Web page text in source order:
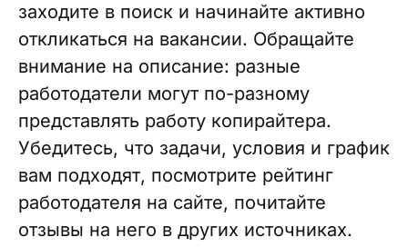
заходите в поиск и начинайте активно
откликаться на вакансии. Обращайте
внимание на описание: разные
работодатели могут по-разному
представлять работу копирайтера.
Убедитесь, что задачи, условия и график
вам подходят, посмотрите рейтинг
работодателя на сайте, почитайте
отзывы на него в других источниках.